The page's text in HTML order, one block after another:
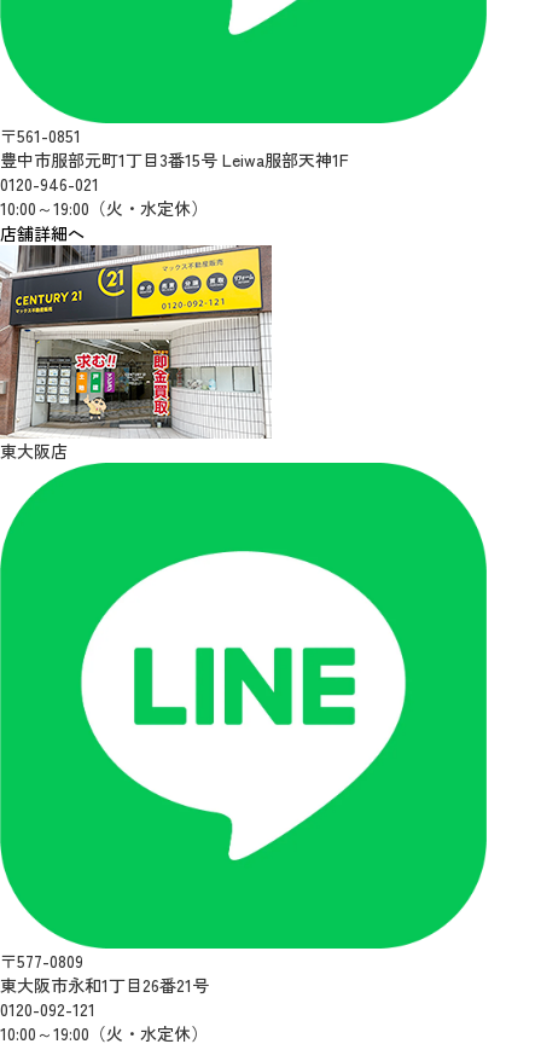
〒561-0851
豊中市服部元町1丁目3番15号 Leiwa服部天神1F
0120-946-021
10:00～19:00（火・水定休）
店舗詳細へ
東大阪店
〒577-0809
東大阪市永和1丁目26番21号
0120-092-121
10:00～19:00（火・水定休）